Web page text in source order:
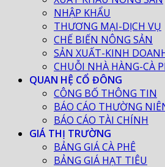
NHẬP KHẨU
THƯƠNG MẠI-DỊCH VỤ
CHẾ BIẾN NÔNG SẢN
SẢN XUẤT-KINH
CHUỖI NHÀ HÀNG-CÀ
QUAN HỆ CỔ ĐÔNG
CÔNG BỐ THÔNG TIN
BÁO CÁO THƯỜNG
BÁO CÁO TÀI CHÍNH
GIÁ THỊ TRƯỜNG
BẢNG GIÁ CÀ PHÊ
BẢNG GIÁ HẠT TIÊU